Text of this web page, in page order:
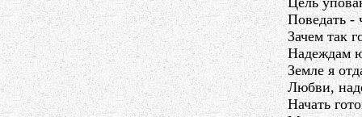
Поведать -
Зачем так
Надеждам
Земле я
Любви,
Начать